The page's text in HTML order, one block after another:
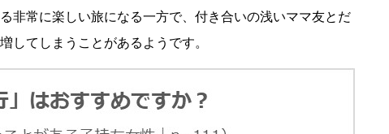
非常に楽しい旅になる一方で、付き合いの浅いママ友とだ
してしまうことがあるようです。